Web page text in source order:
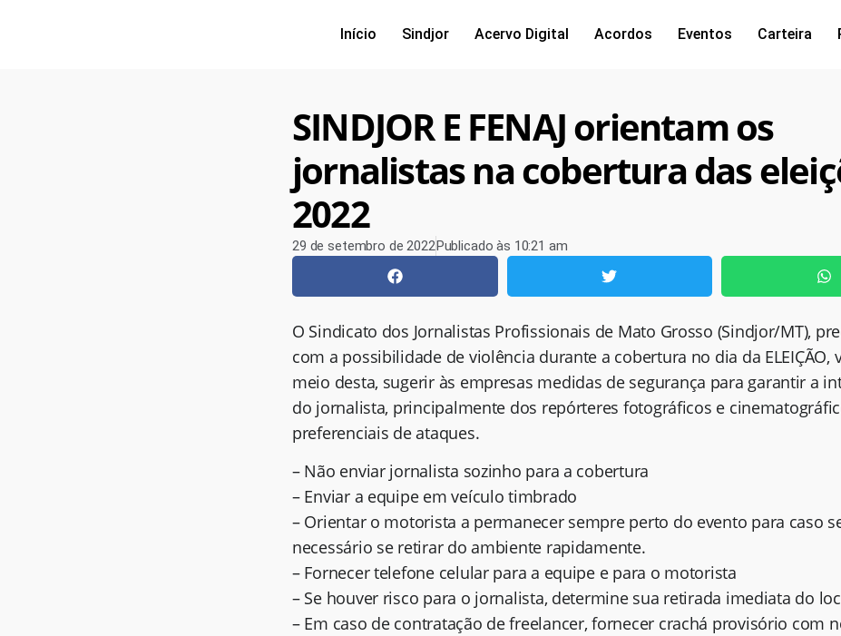
Início Sindjor Acervo Digital Acordos Eventos Carteira
SINDJOR E FENAJ orientam os
jornalistas na cobertura das
2022
29 de setembro de 2022Publicado às 10:21 am
O Sindicato dos Jornalistas Profissionais de Mato Grosso (Sindjor/MT),
com a possibilidade de violência durante a cobertura no dia da ELEIÇÃO,
meio desta, sugerir às empresas medidas de segurança para garantir a
do jornalista, principalmente dos repórteres fotográficos e
preferenciais de ataques.
– Não enviar jornalista sozinho para a cobertura
– Enviar a equipe em veículo timbrado
– Orientar o motorista a permanecer sempre perto do evento para caso
necessário se retirar do ambiente rapidamente.
– Fornecer telefone celular para a equipe e para o motorista
– Se houver risco para o jornalista, determine sua retirada imediata do
– Em caso de contratação de freelancer, fornecer crachá provisório com